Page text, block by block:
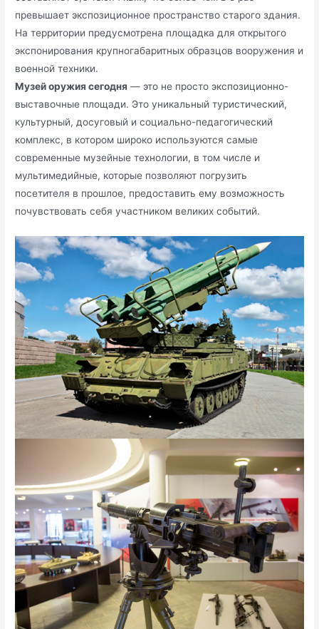
превышает экспозиционное пространство старого здания.
На территории предусмотрена площадка для открытого
экспонирования крупногабаритных образцов вооружения и
военной техники.
Музей оружия сегодня — это не просто экспозиционно-
выставочные площади. Это уникальный туристический,
культурный, досуговый и социально-педагогический
комплекс, в котором широко используются самые
современные музейные технологии, в том числе и
мультимедийные, которые позволяют погрузить
посетителя в прошлое, предоставить ему возможность
почувствовать себя участником великих событий.